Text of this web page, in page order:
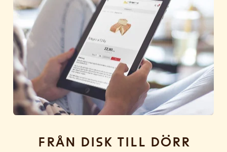
Från disk till dörr